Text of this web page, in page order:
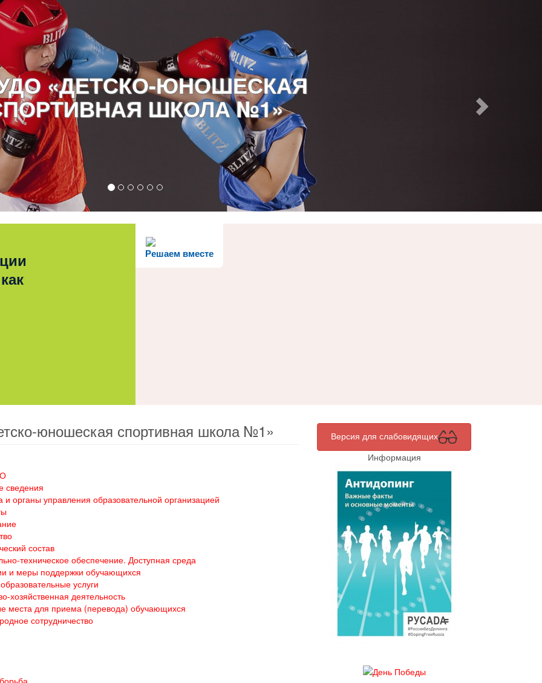
«ДЕТСКО-ЮНОШЕСКАЯ
ШКОЛА №1»
Решаем вместе
юношеская спортивная школа №1»
сведения
и органы управления образовательной организацией
состав
техническое обеспечение. Доступная среда
и меры поддержки обучающихся
услуги
хозяйственная деятельность
места для приема (перевода) обучающихся
сотрудничество
Версия для слабовидящих
Информация